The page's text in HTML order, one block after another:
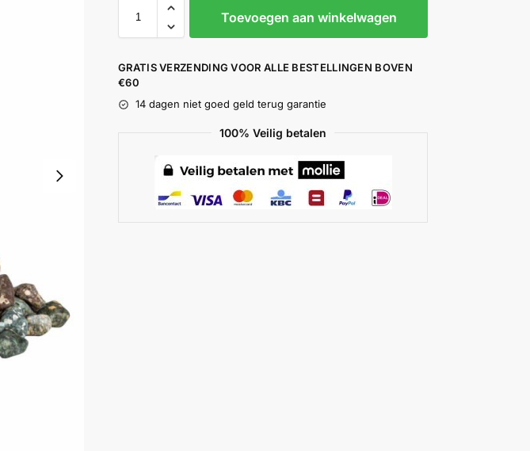
Toevoegen aan winkelwagen
GRATIS VERZENDING VOOR ALLE BESTELLINGEN BOVEN
€60
14 dagen niet goed geld terug garantie
100% Veilig betalen